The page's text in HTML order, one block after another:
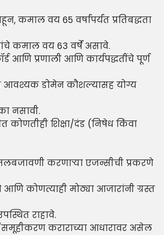
कमाल वय 65 वर्षांपर्यंत प्रतिबद्धता
कमाल वय 63 वर्षे असावे.
आणि प्रणाली आणि कार्यपद्धतींचे पूर्ण
आवश्यक डोमेन कौशल्यासह योग्य
नसावी.
कोणतीही शिक्षा/दंड (निषेध किंवा
करणार्‍या एजन्सीची प्रकरणे
कोणत्याही मोठ्या आजारांनी ग्रस्त
राहावे.
समूहीकरण कराराच्या आधारावर असेल